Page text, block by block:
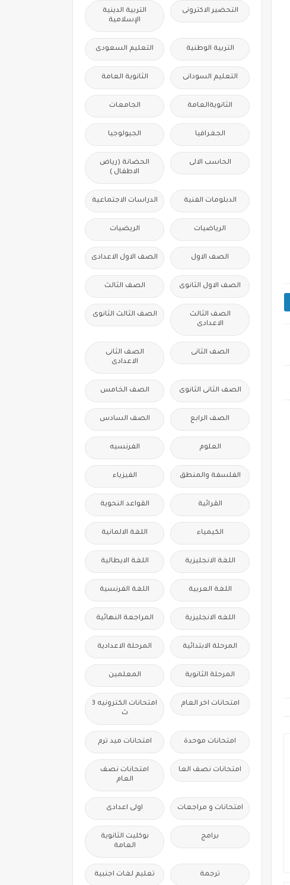
التحضير الاكترونى
التربية الدينية
الإسلامية
التربية الوطنية التعليم السعودى
التعليم السودانى الثانوية العامة
الثانويةالعامة الجامعات
الجغرافيا الجيولوجيا
الحاسب الالى
الحضانة (رياض
الاطفال )
الدبلومات الفنية الدراسات الاجتماعية
الرياضيات الريضيات
الصف الاول الصف الاول الاعدادى
الصف الاول الثانوى الصف الثالث
الصف الثالث
الاعدادى
الصف الثالث الثانوى
الصف الثانى
الصف الثانى
الاعدادى
الصف الثانى الثانوى الصف الخامس
الصف الرابع الصف السادس
العلوم الفرنسيه
الفلسفة والمنطق الفيزياء
القرائية القواعد النحوية
الكيمياء اللغة الالمانية
اللغة الانجليزية اللغة الايطالية
اللغة العربية اللغة الفرنسية
اللغه الانجليزية المراجعة النهائية
المرحلة الابتدائية المرحلة الاعدادية
المرحلة الثانوية المعلمين
امتحانات اخر العام
امتحانات الكترونيه 3
ث
امتحانات موحدة امتحانات ميد ترم
امتحانات نصف العا
امتحانات نصف
العام
امتحانات و مراجعات اولى اعدادى
برامج
بوكليت الثانوية
العامة
ترجمة تعليم لغات اجنبية